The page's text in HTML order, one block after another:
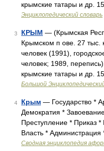
крымские татары и др.
Энциклопедический словарь
3 КРЫМ — (Крымская
Крымском п ове. 27 тыс.
человек (1991),
человек; 1989,
крымские татары и др.
Большой
4 Крым — Государство *
Демократия *
Преступление * Приказ
Власть * Администрация
Сводная энциклопедия